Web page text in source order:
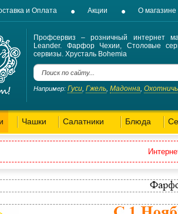
и Оплата Акции О магазине
Профсервиз – розничный интернет
Leander. Фарфор Чехии, Столовые
сервизы. Хрусталь Bohemia
Например: Гуси Гжель Мадонна
Чашки Салатники Блюда